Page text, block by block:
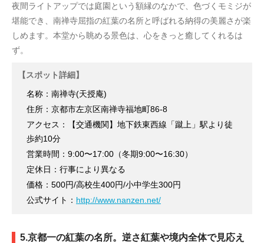
夜間ライトアップでは庭園という額縁のなかで、色づくモミジが
堪能でき、南禅寺屈指の紅葉の名所と呼ばれる納得の美麗さが楽
しめます。本堂から眺める景色は、心をきっと癒してくれるは
ず。
【スポット詳細】
名称：南禅寺(天授庵)
住所：京都市左京区南禅寺福地町86-8
アクセス：【交通機関】地下鉄東西線「蹴上」駅より徒
歩約10分
営業時間：9:00〜17:00（冬期9:00〜16:30）
定休日：行事により異なる
価格：500円/高校生400円/小中学生300円
公式サイト： http://www.nanzen.net/
5.京都一の紅葉の名所。逆さ紅葉や境内全体で見応え